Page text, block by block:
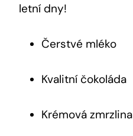
letní dny!
Čerstvé mléko
Kvalitní čokoláda
Krémová zmrzlina